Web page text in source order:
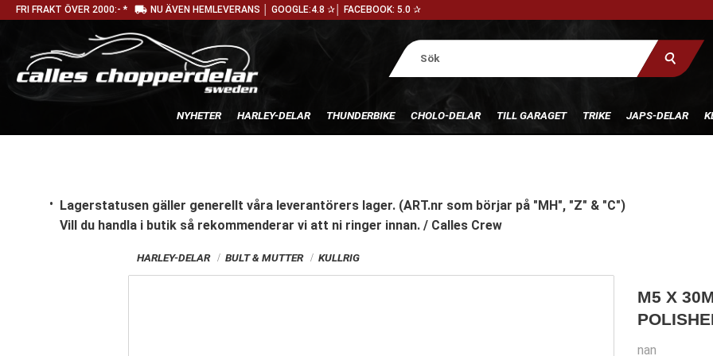
FRI FRAKT ÖVER 2000:- * local_shipping NU ÄVEN HEMLEVERANS │ GOOGLE:4.8 ✰│ FACEBOOK: 5.0 ✰
NYHETER HARLEY-DELAR THUNDERBIKE CHOLO-DELAR TILL GARAGET TRIKE JAPS-DELAR
Lagerstatusen gäller generellt våra leverantörers lager. (ART.nr som börjar på "MH", "Z" & "C")
Vill du handla i butik så rekommenderar vi att ni ringer innan. / Calles Crew
HARLEY-DELAR BULT & MUTTER KULLRIG
M5 X
nan